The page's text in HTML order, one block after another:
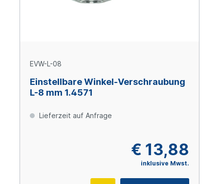
EVW-L-08
Einstellbare Winkel-Verschraubung
L-8 mm 1.4571
Lieferzeit auf Anfrage
€ 13,88
inklusive Mwst.